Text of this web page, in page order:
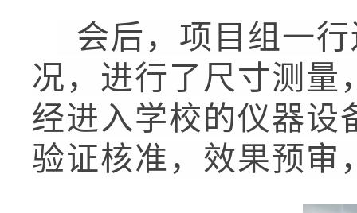
会后，项目组一
况，进行了尺寸测量
经进入学校的仪器设
验证核准，效果预审